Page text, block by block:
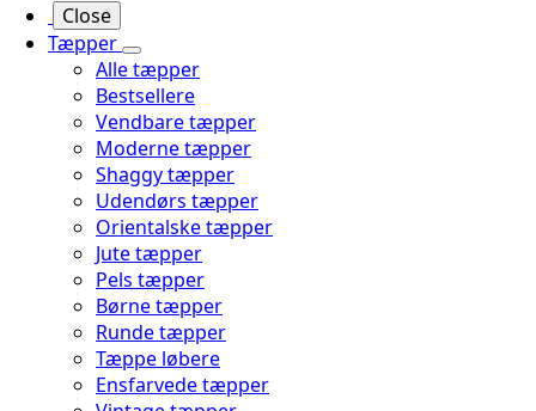
Close
Tæpper
Alle tæpper
Bestsellere
Vendbare tæpper
Moderne tæpper
Shaggy tæpper
Udendørs tæpper
Orientalske tæpper
Jute tæpper
Pels tæpper
Børne tæpper
Runde tæpper
Tæppe løbere
Ensfarvede tæpper